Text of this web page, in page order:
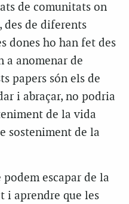
de comunitats on
de diferents
dones ho han fet des
a anomenar de
papers són els de
i abraçar, no podria
de la vida
sosteniment de la
podem escapar de la
i aprendre que les